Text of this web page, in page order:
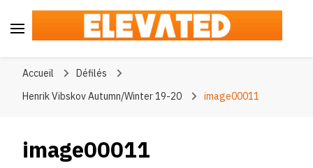
Accueil
Défilés
Henrik Vibskov Autumn/Winter 19-20
image00011
image00011